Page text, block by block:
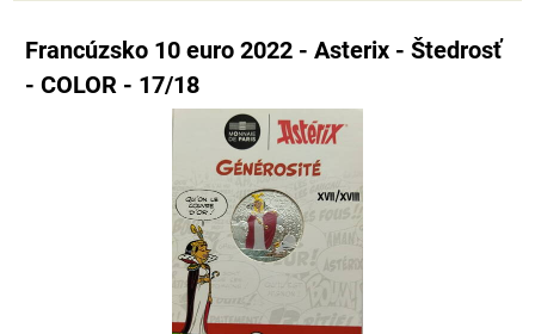
Francúzsko 10 euro 2022 - Asterix - Štedrosť
- COLOR - 17/18